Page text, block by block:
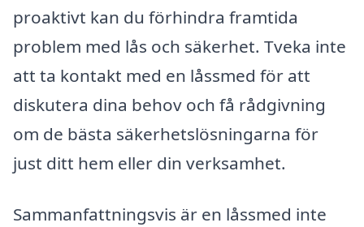
proaktivt kan du förhindra framtida
problem med lås och säkerhet. Tveka inte
att ta kontakt med en låssmed för att
diskutera dina behov och få rådgivning
om de bästa säkerhetslösningarna för
just ditt hem eller din verksamhet.
Sammanfattningsvis är en låssmed inte